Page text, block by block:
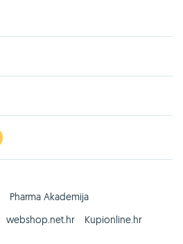
Pharma Akademija
webshop.net.hr
Kupionline.hr